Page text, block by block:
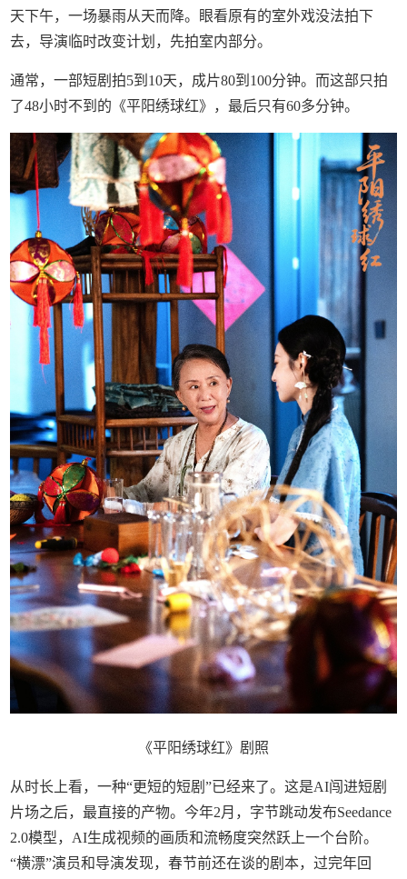
天下午，一场暴雨从天而降。眼看原有的室外戏没法拍下
去，导演临时改变计划，先拍室内部分。
通常，一部短剧拍5到10天，成片80到100分钟。而这部只拍
了48小时不到的《平阳绣球红》，最后只有60多分钟。
《平阳绣球红》剧照
从时长上看，一种“更短的短剧”已经来了。这是AI闯进短剧
片场之后，最直接的产物。今年2月，字节跳动发布Seedance
2.0模型，AI生成视频的画质和流畅度突然跃上一个台阶。
“横漂”演员和导演发现，春节前还在谈的剧本，过完年回